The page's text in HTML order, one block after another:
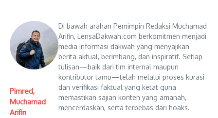
Pimred,
Muchamad
Arifin
Di bawah arahan Pemimpin Redaksi Muchamad
Arifin, LensaDakwah.com berkomitmen menjadi
media informasi dakwah yang menyajikan
berita aktual, berimbang, dan inspiratif. Setiap
tulisan—baik dari tim internal maupun
kontributor tamu—telah melalui proses kurasi
dan verifikasi faktual yang ketat guna
memastikan sajian konten yang amanah,
mencerdaskan, serta terbebas dari hoaks.